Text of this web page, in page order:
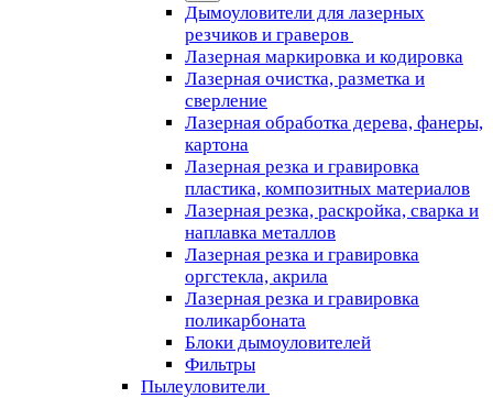
Дымоуловители для лазерных
резчиков и граверов
Лазерная маркировка и кодировка
Лазерная очистка, разметка и
сверление
Лазерная обработка дерева, фанеры,
картона
Лазерная резка и гравировка
пластика, композитных материалов
Лазерная резка, раскройка, сварка и
наплавка металлов
Лазерная резка и гравировка
оргстекла, акрила
Лазерная резка и гравировка
поликарбоната
Блоки дымоуловителей
Фильтры
Пылеуловители